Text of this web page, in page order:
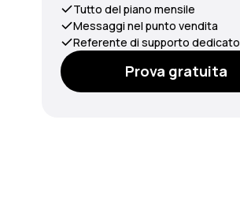
Tutto del piano mensile
Messaggi nel punto vendita
Referente di supporto dedicato
Prova gratuita